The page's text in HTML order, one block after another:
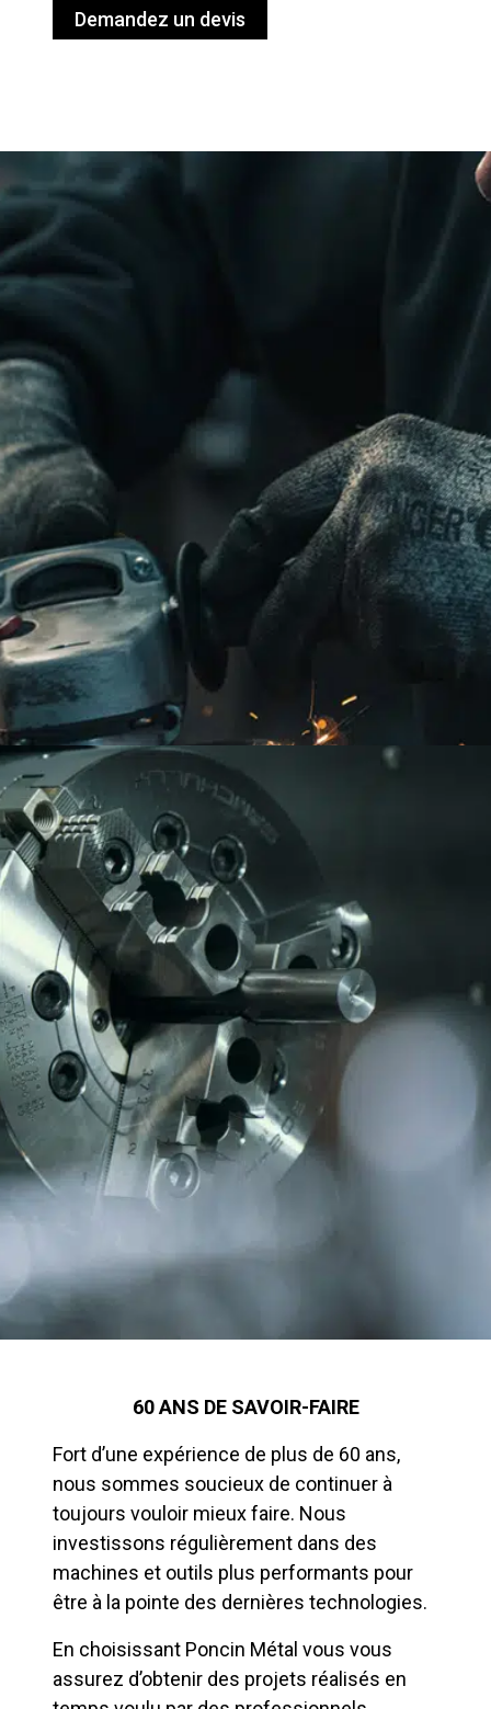
Demandez un devis
60 ANS DE SAVOIR-FAIRE
Fort d’une expérience de plus de 60 ans,
nous sommes soucieux de continuer à
toujours vouloir mieux faire. Nous
investissons régulièrement dans des
machines et outils plus performants pour
être à la pointe des dernières technologies.
En choisissant Poncin Métal vous vous
assurez d’obtenir des projets réalisés en